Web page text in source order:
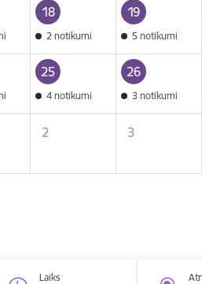
18
2 notikumi
19
5 notikumi
25
4 notikumi
26
3 notikumi
2 3
Laiks